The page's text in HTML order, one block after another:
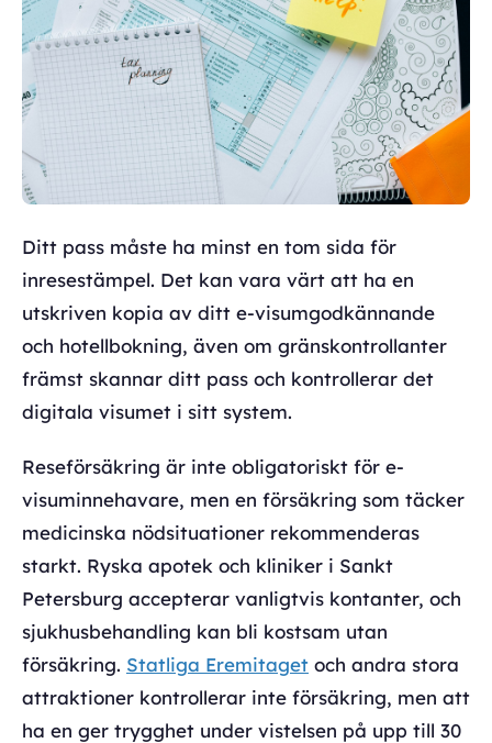
Ditt pass måste ha minst en tom sida för
inresestämpel. Det kan vara värt att ha en
utskriven kopia av ditt e-visumgodkännande
och hotellbokning, även om gränskontrollanter
främst skannar ditt pass och kontrollerar det
digitala visumet i sitt system.
Reseförsäkring är inte obligatoriskt för e-
visuminnehavare, men en försäkring som täcker
medicinska nödsituationer rekommenderas
starkt. Ryska apotek och kliniker i Sankt
Petersburg accepterar vanligtvis kontanter, och
sjukhusbehandling kan bli kostsam utan
försäkring. Statliga Eremitaget och andra stora
attraktioner kontrollerar inte försäkring, men att
ha en ger trygghet under vistelsen på upp till 30